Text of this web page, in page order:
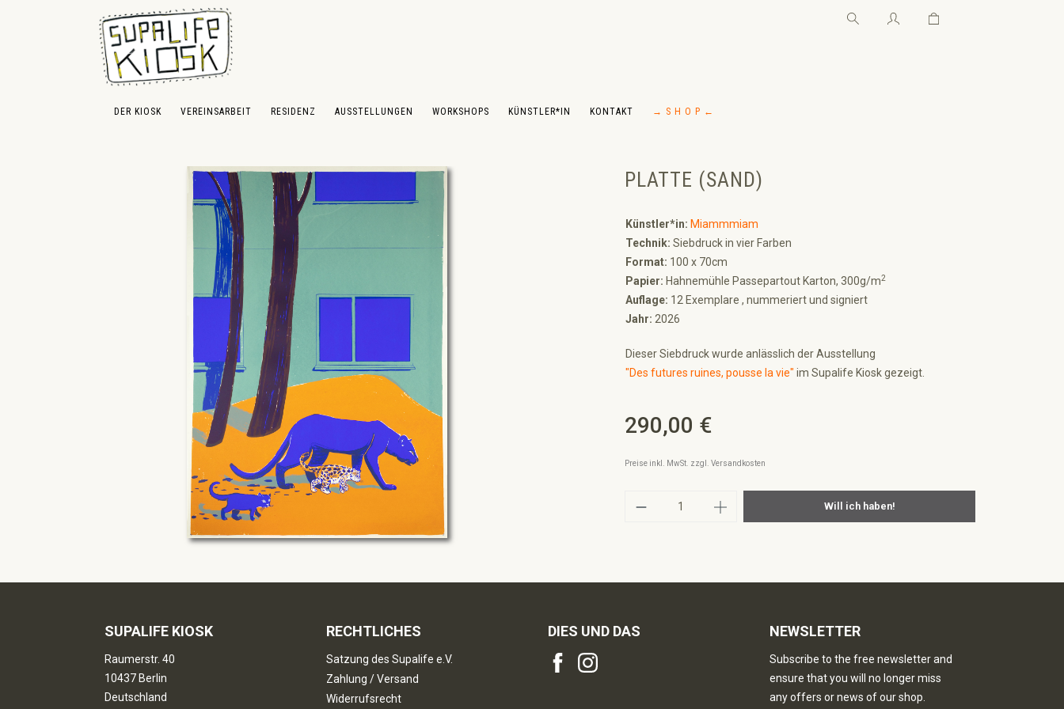
Hauptinhalt springen
Zur Suche springen
Zur Hauptnavigation springen Warenkorb enthält 0
DER KIOSK VEREINSARBEIT RESIDENZ AUSSTELLUNGEN WORKSHOPS KÜNSTLER*IN KONTAKT → S H O P ←
PLATTE (SAND)
Künstler*in: Miammmiam
Technik: Siebdruck in vier Farben
Format: 100 x 70cm
Papier: Hahnemühle Passepartout Karton, 300g/m2
Auflage: 12 Exemplare , nummeriert und signiert
Jahr: 2026
Dieser Siebdruck wurde anlässlich der Ausstellung
"Des futures ruines, pousse la vie" im Supalife Kiosk gezeigt.
Regulärer Preis:
290,00 €
Preise inkl. MwSt. zzgl. Versandkosten
Produkt Anzahl: Gib den gewünschten Wert ein
Will ich haben!
SUPALIFE KIOSK
Raumerstr. 40
10437 Berlin
Deutschland
RECHTLICHES
Satzung des Supalife e.V.
Zahlung / Versand
Widerrufsrecht
DIES UND DAS NEWSLETTER
Subscribe to the free newsletter and
ensure that you will no longer miss
any offers or news of our shop.